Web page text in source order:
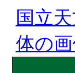
国立
体の